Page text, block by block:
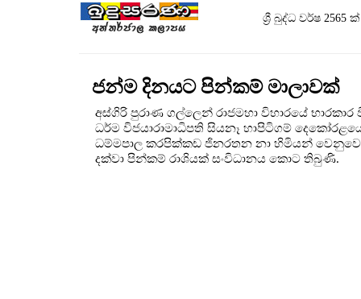
ශ්‍රී බුද්ධ වර්ෂ 2565
ජන්ම දිනයට පින්කම් මාලාවක්
අස්ගිරි පුරාණ ගල්ලෙන් රාජමහා විහාරයේ භාරකාර
ධර්ම විජයාරාමාධිපති සියනෑ හාපිටිගම් දෙකෝරළයේ
ධම්මපාල කරපික්කඩ ජිනරතන නා හිමියන් වෙනුවෙන්
දක්වා පින්කම් රාශියක් සංවිධානය කොට තිබුණි.